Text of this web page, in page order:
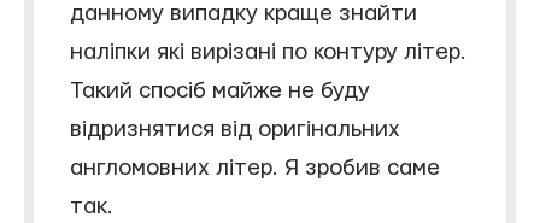
данному випадку краще знайти
наліпки які вирізані по контуру літер.
Такий спосіб майже не буду
відризнятися від оригінальних
англомовних літер. Я зробив саме
так.